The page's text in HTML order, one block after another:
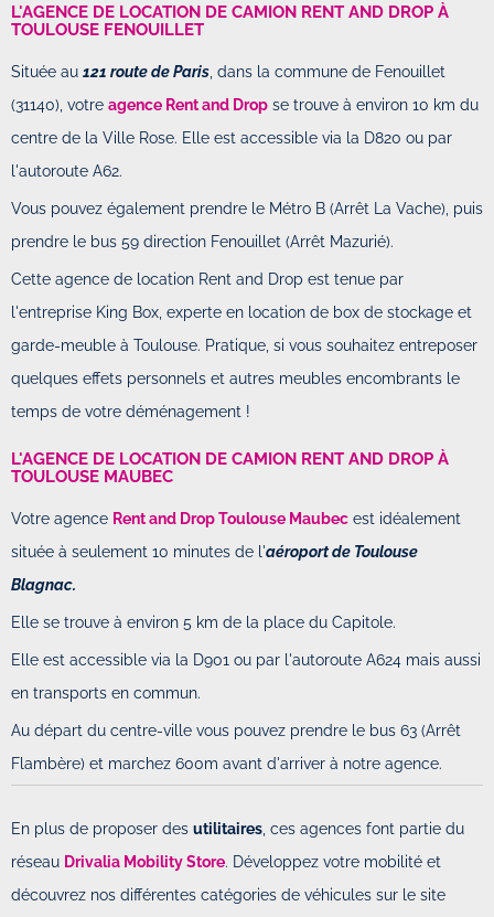
L'AGENCE DE LOCATION DE CAMION RENT AND DROP À
TOULOUSE FENOUILLET
Située au 121 route de Paris , dans la commune de Fenouillet
(31140), votre agence Rent and Drop se trouve à environ 10 km du
centre de la Ville Rose. Elle est accessible via la D820 ou par
l'autoroute A62.
Vous pouvez également prendre le Métro B (Arrêt La Vache), puis
prendre le bus 59 direction Fenouillet (Arrêt Mazurié).
Cette agence de location Rent and Drop est tenue par
l'entreprise King Box, experte en location de box de stockage et
garde-meuble à Toulouse. Pratique, si vous souhaitez entreposer
quelques effets personnels et autres meubles encombrants le
temps de votre déménagement !
L'AGENCE DE LOCATION DE CAMION RENT AND DROP À
TOULOUSE MAUBEC
Votre agence Rent and Drop Toulouse Maubec est idéalement
située à seulement 10 minutes de l'aéroport de Toulouse
Blagnac.
Elle se trouve à environ 5 km de la place du Capitole.
Elle est accessible via la D901 ou par l'autoroute A624 mais aussi
en transports en commun.
Au départ du centre-ville vous pouvez prendre le bus 63 (Arrêt
Flambère) et marchez 600m avant d'arriver à notre agence.
En plus de proposer des utilitaires , ces agences font partie du
réseau Drivalia Mobility Store. Développez votre mobilité et
découvrez nos différentes catégories de véhicules sur le site